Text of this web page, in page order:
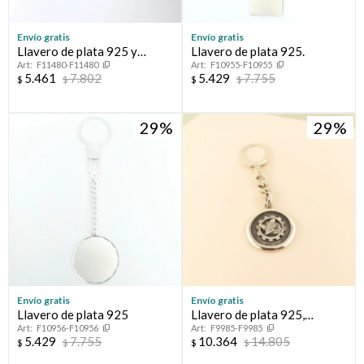
Envío gratis
Llavero de plata 925 y
double en oro 18 ktes.
F11480-F11480
$ 5.461 $7.802
Envío gratis
Llavero de plata 925.
F10955-F10955
$ 5.429 $7.755
29
Envío gratis
Llavero de plata 925
F10956-F10956
$ 5.429 $7.755
29
Envío gratis
Llavero de plata 925,
ECONOMISTA:
F9985-F9985
$ 10.364 $14.805
Año
Continuar
variar por comercio